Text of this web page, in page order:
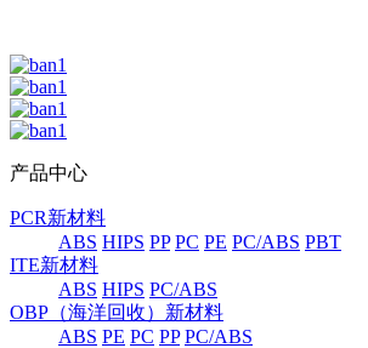
产品中心
PCR新材料
ABS HIPS PP PC PE PC/ABS PBT
ITE新材料
ABS HIPS PC/ABS
OBP（海洋回收）新材料
ABS PE PC PP PC/ABS